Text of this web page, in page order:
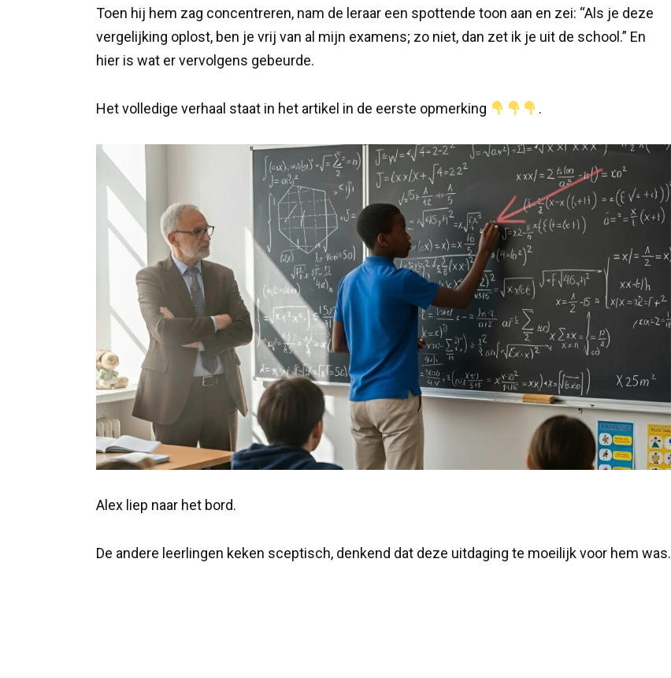
Toen hij hem zag concentreren, nam de leraar een spottende toon aan en zei: “Als je deze
vergelijking oplost, ben je vrij van al mijn examens; zo niet, dan zet ik je uit de school.” En
hier is wat er vervolgens gebeurde.
Het volledige verhaal staat in het artikel in de eerste opmerking .
Alex liep naar het bord.
De andere leerlingen keken sceptisch, denkend dat deze uitdaging te moeilijk voor hem was.